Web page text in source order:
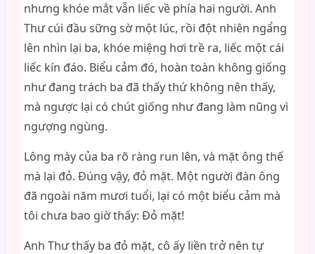
nhưng khóe mắt vẫn liếc về phía hai người. Anh
Thư cúi đầu sững sờ một lúc, rồi đột nhiên ngẩng
lên nhìn lại ba, khóe miệng hơi trề ra, liếc một cái
liếc kín đáo. Biểu cảm đó, hoàn toàn không giống
như đang trách ba đã thấy thứ không nên thấy,
mà ngược lại có chút giống như đang làm nũng vì
ngượng ngùng.
Lông mày của ba rõ ràng run lên, và mặt ông thế
mà lại đỏ. Đúng vậy, đỏ mặt. Một người đàn ông
đã ngoài năm mươi tuổi, lại có một biểu cảm mà
tôi chưa bao giờ thấy: Đỏ mặt!
Anh Thư thấy ba đỏ mặt, cô ấy liền trở nên tự